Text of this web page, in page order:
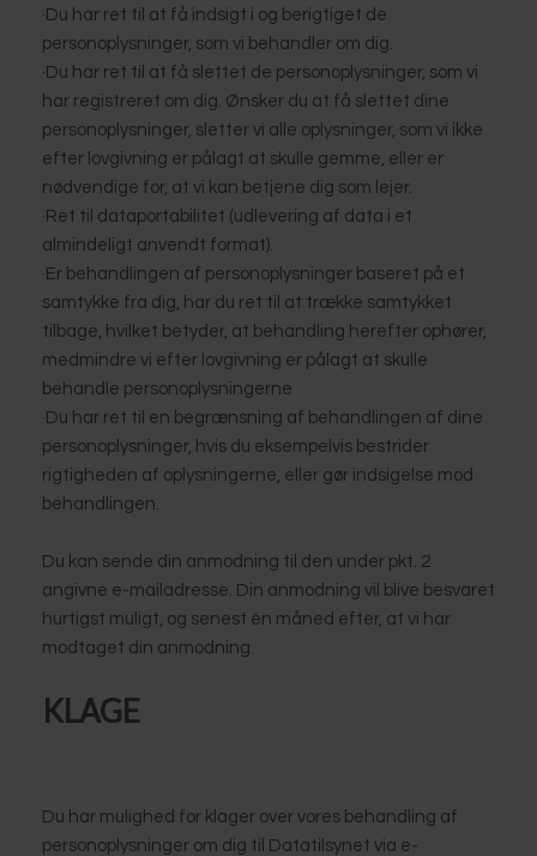
·​Du har ret til at få indsigt i og berigtiget de
personoplysninger, som vi behandler om dig.
·​Du har ret til at få slettet de personoplysninger, som vi
har registreret om dig. Ønsker du at få slettet dine
personoplysninger, sletter vi alle oplysninger, som vi ikke
efter lovgivning er pålagt at skulle gemme, eller er
nødvendige for, at vi kan betjene dig som lejer.
·​Ret til dataportabilitet (udlevering af data i et
almindeligt anvendt format).
·​Er behandlingen af personoplysninger baseret på et
samtykke fra dig, har du ret til at trække samtykket
tilbage, hvilket betyder, at behandling herefter ophører,
medmindre vi efter lovgivning er pålagt at skulle
behandle personoplysningerne
·​Du har ret til en begrænsning af behandlingen af dine
personoplysninger, hvis du eksempelvis bestrider
rigtigheden af oplysningerne, eller gør indsigelse mod
behandlingen.
Du kan sende din anmodning til den under pkt. 2
angivne e-mailadresse. Din anmodning vil blive besvaret
hurtigst muligt, og senest én måned efter, at vi har
modtaget din anmodning.
KLAGE
Du har mulighed for klager over vores behandling af
personoplysninger om dig til Datatilsynet via e-